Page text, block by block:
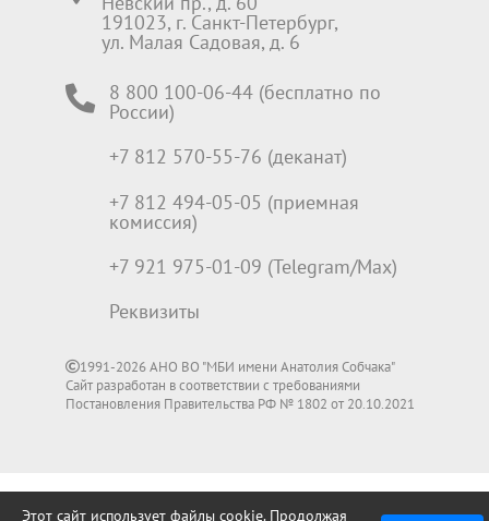
191023, г. Санкт-Петербург,
ул. Малая Садовая, д. 6
8 800 100-06-44 (бесплатно по
России)
+7 812 570-55-76 (деканат)
+7 812 494-05-05 (приемная
комиссия)
+7 921 975-01-09 (Telegram/Max)
Реквизиты
1991-2026 АНО ВО "МБИ имени Анатолия Собчака"
Сайт разработан в соответствии с требованиями
Постановления Правительства РФ № 1802 от 20.10.2021
Этот сайт использует файлы cookie. Продолжая